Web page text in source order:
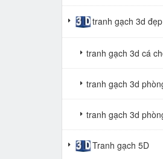
tranh gạch 3d đẹp
tranh gạch 3d cá
tranh gạch 3d
tranh gạch 3d
Tranh gạch 5D